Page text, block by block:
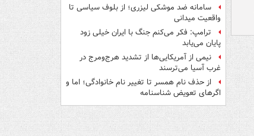
سامانه ضد موشکی لیزری؛ از بلوف سیاسی تا
واقعیت میدانی
ترامپ: فکر می‌کنم جنگ با ایران خیلی زود
پایان می‌یابد
نیمی از آمریکایی‌ها از تشدید هرج‌ومرج در
غرب آسیا می‌ترسند
از حذف نام همسر تا تغییر نام خانوادگی؛ اما و
اگرهای تعویض شناسنامه